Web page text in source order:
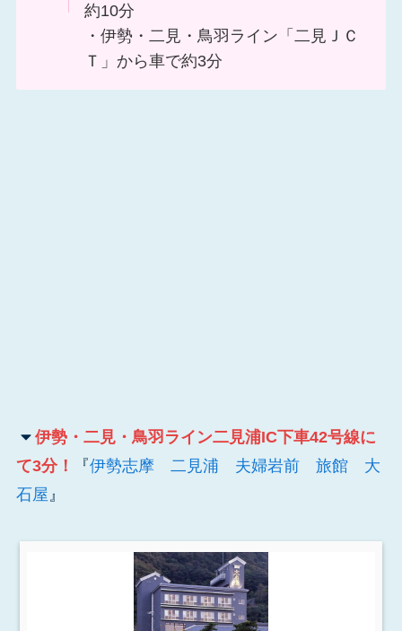
約10分
・伊勢・二見・鳥羽ライン「二見ＪＣ
Ｔ」から車で約3分
伊勢・二見・鳥羽ライン二見浦IC下車42号線に
て3分！
『伊勢志摩 二見浦 夫婦岩前 旅館 大
石屋』